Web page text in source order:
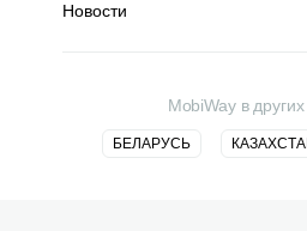
Новости
MobiWay в
БЕЛАРУСЬ